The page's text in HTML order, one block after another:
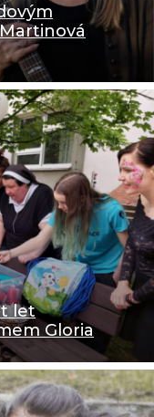
let
Gloria